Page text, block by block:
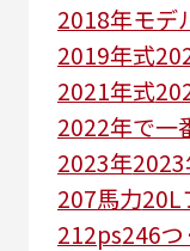
2018年モデ
2019年式
2021年式
2022年で一
2023年2023
207馬力20L
212ps246